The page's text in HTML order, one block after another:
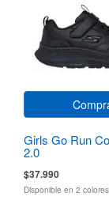
Girls Go Run
2.0
$37.990
Disponible en 2 colores